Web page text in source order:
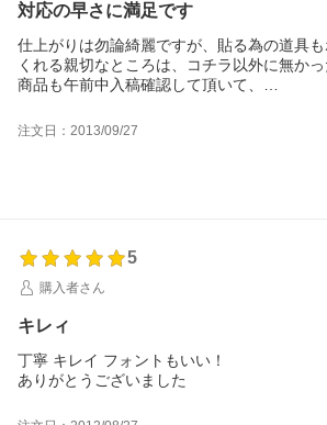
対応の早さに満足です
仕上がりは勿論綺麗ですが、貼る為の道具
くれる親切なところは、コチラ以外に無かっ
商品も午前中入稿確認して頂いて、
とても満足なので、これからも作成の際には
注文日：2013/09/27
5
購入者さん
キレィ
丁寧 キレイ フォントもいい！
ありがとうございました